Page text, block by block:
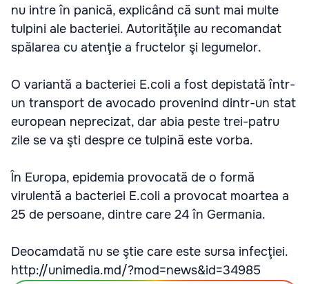
nu intre în panică, explicând că sunt mai multe
tulpini ale bacteriei. Autorităţile au recomandat
spălarea cu atenţie a fructelor şi legumelor.
O variantă a bacteriei E.coli a fost depistată într-
un transport de avocado provenind dintr-un stat
european neprecizat, dar abia peste trei-patru
zile se va şti despre ce tulpină este vorba.
În Europa, epidemia provocată de o formă
virulentă a bacteriei E.coli a provocat moartea a
25 de persoane, dintre care 24 în Germania.
Deocamdată nu se ştie care este sursa infecţiei.
http://unimedia.md/?mod=news&id=34985